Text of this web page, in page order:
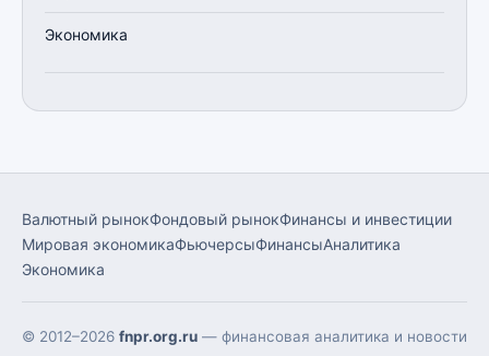
Экономика
Валютный рынокФондовый рынокФинансы и инвестиции
Мировая экономикаФьючерсыФинансыАналитика
Экономика
© 2012–2026 fnpr.org.ru — финансовая аналитика и новости